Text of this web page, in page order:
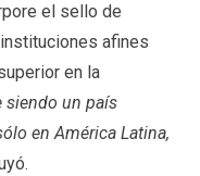
el sello de
afines
en la
siendo un país
en América Latina,